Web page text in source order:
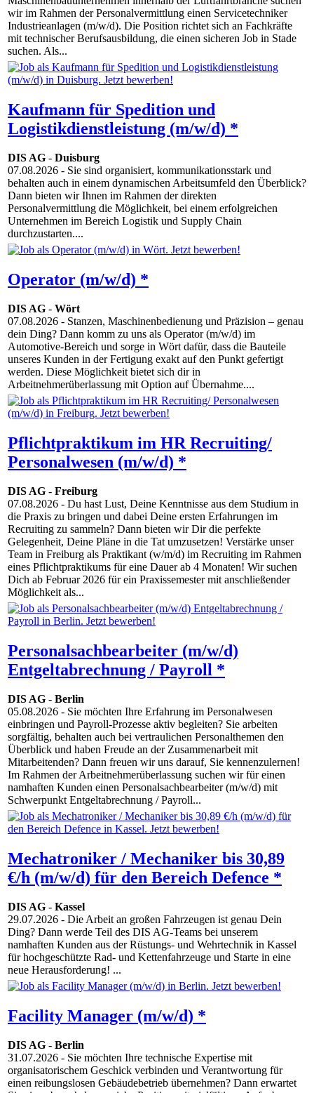
wir im Rahmen der Personalvermittlung einen Servicetechniker
Industrieanlagen (m/w/d). Die Position richtet sich an Fachkräfte
mit technischer Berufsausbildung, die einen sicheren Job in Stade
suchen. Als...
Kaufmann für Spedition und
Logistikdienstleistung (m/w/d) *
DIS AG - Duisburg
07.08.2026 - Sie sind organisiert, kommunikationsstark und
behalten auch in einem dynamischen Arbeitsumfeld den Überblick?
Dann bieten wir Ihnen im Rahmen der direkten
Personalvermittlung die Möglichkeit, bei einem erfolgreichen
Unternehmen im Bereich Logistik und Supply Chain
durchzustarten....
Operator (m/w/d) *
DIS AG - Wört
07.08.2026 - Stanzen, Maschinenbedienung und Präzision – genau
dein Ding? Dann komm zu uns als Operator (m/w/d) im
Automotive-Bereich und sorge in Wört dafür, dass die Bauteile
unseres Kunden in der Fertigung exakt auf den Punkt gefertigt
werden. Diese Möglichkeit bietet sich dir in
Arbeitnehmerüberlassung mit Option auf Übernahme....
Pflichtpraktikum im HR Recruiting/
Personalwesen (m/w/d) *
DIS AG - Freiburg
07.08.2026 - Du hast Lust, Deine Kenntnisse aus dem Studium in
die Praxis zu bringen und dabei Deine ersten Erfahrungen im
Recruiting zu sammeln? Dann bieten wir Dir die perfekte
Gelegenheit, Deine Pläne in die Tat umzusetzen! Verstärke unser
Team in Freiburg als Praktikant (w/m/d) im Recruiting im Rahmen
eines Pflichtpraktikums für eine Dauer ab 4 Monaten! Wir suchen
Dich ab Februar 2026 für ein Praxissemester mit anschließender
Möglichkeit als...
Personalsachbearbeiter (m/w/d)
Entgeltabrechnung / Payroll *
DIS AG - Berlin
05.08.2026 - Sie möchten Ihre Erfahrung im Personalwesen
einbringen und Payroll-Prozesse aktiv begleiten? Sie arbeiten
sorgfältig, behalten auch bei vertraulichen Personalthemen den
Überblick und haben Freude an der Zusammenarbeit mit
Mitarbeitenden? Dann freuen wir uns darauf, Sie kennenzulernen!
Im Rahmen der Arbeitnehmerüberlassung suchen wir für einen
namhaften Kunden einen Personalsachbearbeiter (m/w/d) mit
Schwerpunkt Entgeltabrechnung / Payroll...
Mechatroniker / Mechaniker bis 30,89
€/h (m/w/d) für den Bereich Defence *
DIS AG - Kassel
29.07.2026 - Die Arbeit an großen Fahrzeugen ist genau Dein
Ding? Dann werde Teil des DIS AG-Teams bei unserem
namhaften Kunden aus der Rüstungs- und Wehrtechnik in Kassel
für hochgeschützte Rad- und Kettenfahrzeuge und Starte in eine
neue Herausforderung! ...
Facility Manager (m/w/d) *
DIS AG - Berlin
31.07.2026 - Sie möchten Ihre technische Expertise mit
organisatorischem Geschick verbinden und Verantwortung für
einen reibungslosen Gebäudebetrieb übernehmen? Dann erwartet